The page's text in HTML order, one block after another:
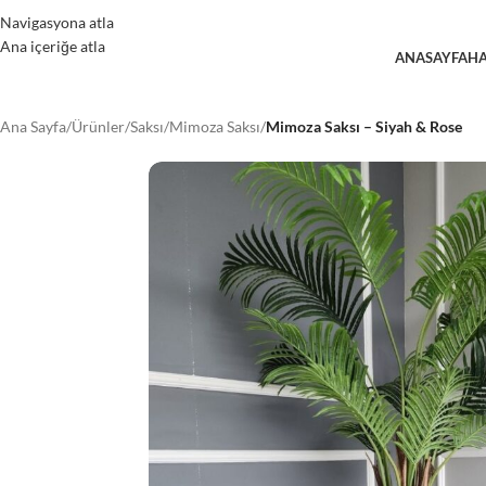
Navigasyona atla
Ana içeriğe atla
ANASAYFA
Ana Sayfa/Ürünler/Saksı/Mimoza Saksı/Mimoza Saksı – Siyah & Rose